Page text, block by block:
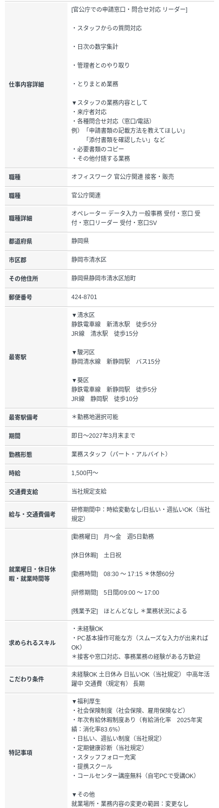
仕事内容詳細
[官公庁での申請窓口・問合せ対応 リーダー]
・スタッフからの質問対応
・日次の数字集計
・管理者とのやり取り
・とりまとめ業務
▼スタッフの業務内容として
・来庁者対応
・各種問合せ対応（窓口/電話）
例）「申請書類の記載方法を教えてほしい」
「添付書類を確認したい」など
・必要書類のコピー
・その他付随する業務
職種 オフィスワーク 官公庁関連 接客・販売
職種 官公庁関連
職種詳細
オペレーター データ入力 一般事務 受付・窓口 受
付・窓口リーダー 受付・窓口SV
都道府県 静岡県
市区郡 静岡市清水区
その他住所 静岡県静岡市清水区旭町
郵便番号 424-8701
最寄駅
▼清水区
静鉄電車線 新清水駅 徒歩5分
JR線 清水駅 徒歩15分
▼駿河区
静岡清水線 新静岡駅 バス15分
▼葵区
静鉄電車線 新静岡駅 徒歩5分
JR線 静岡駅 徒歩10分
最寄駅備考 ＊勤務地選択可能
期間 即日～2027年3月末まで
勤務形態 業務スタッフ（パート・アルバイト）
時給 1,500円～
交通費支給 当社規定支給
給与・交通費備考
研修期間中：時給変動なし/日払い・週払いOK（当社
規定）
就業曜日・休日休
暇・就業時間等
[勤務曜日] 月～金 週5日勤務
[休日休暇] 土日祝
[勤務時間] 08:30 ～ 17:15 ＊休憩60分
[研修期間] 5日間/09:00 ～ 17:00
[残業予定] ほとんどなし ＊業務状況による
求められるスキル
・未経験OK
・PC基本操作可能な方（スムーズな入力が出来れば
OK）
＊接客や窓口対応、事務業務の経験がある方歓迎
こだわり条件
未経験OK 土日休み 日払いOK（当社規定） 中高年活
躍中 交通費（規定有） 長期
特記事項
▼福利厚生
・社会保険制度（社会保険、雇用保険など）
・年次有給休暇制度あり（有給消化率 2025年実
績：消化率83.6%）
・日払い、週払い制度（当社規定）
・定期健康診断（当社規定）
・スタッフフォロー充実
・提携スクール
・コールセンター講座無料（自宅PCで受講OK）
▼その他
就業場所・業務内容の変更の範囲：変更なし